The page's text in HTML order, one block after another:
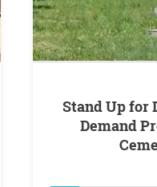
Stand Up for Dignity and Respect:
Demand